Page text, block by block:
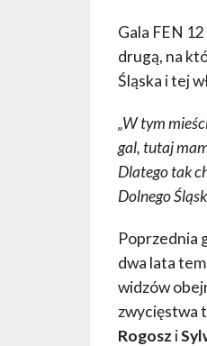
Gala FEN
drugą, na
Śląska i tej
„W tym
gal, tutaj
Dlatego tak
Dolnego
Poprzednia
dwa lata
widzów
zwycięstwa
Rogosz i